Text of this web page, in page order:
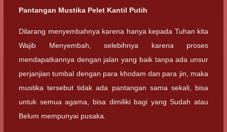
Pantangan Mustika Pelet Kantil Putih
Dilarang menyembahnya karena hanya kepada Tuhan kita
Wajib Menyembah, selebihnya karena proses
mendapatkannya dengan jalan yang baik tanpa ada unsur
perjanjian tumbal dengan para khodam dan para jin, maka
mustika tersebut tidak ada pantangan sama sekali, bisa
untuk semua agama, bisa dimiliki bagi yang Sudah atau
Belum mempunyai pusaka.